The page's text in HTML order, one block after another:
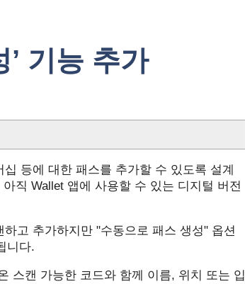
기능 추가
등에 대한 패스를 추가할 수 있도록 설계
직 Wallet 앱에 사용할 수 있는 디지털 버전
고 추가하지만 "수동으로 패스 생성" 옵션
니다.
스캔 가능한 코드와 함께 이름, 위치 또는 입